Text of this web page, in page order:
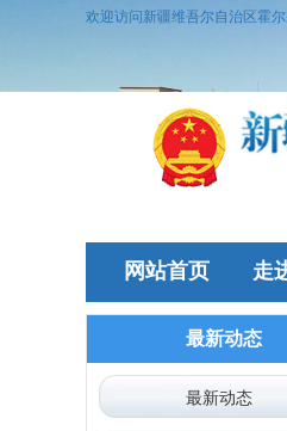
欢迎访问新疆维吾尔自治区霍尔
网站首页 走
最新动态
最新动态